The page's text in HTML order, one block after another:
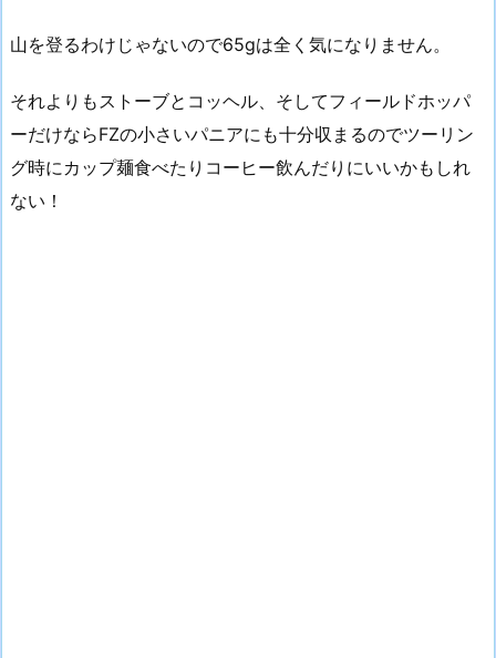
山を登るわけじゃないので65gは全く気になりません。
それよりもストーブとコッヘル、そしてフィールドホッパ
ーだけならFZの小さいパニアにも十分収まるのでツーリン
グ時にカップ麺食べたりコーヒー飲んだりにいいかもしれ
ない！